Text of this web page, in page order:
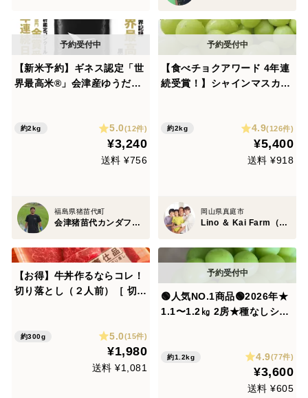
【新米予約】ギネス認定「世
界最高米®」会津産ゆうだい2
約2kg 5.0(12件)
¥3,240
送料 ¥756
福島県猪苗代町
会津猪苗代カンダファーム
【食べチョクアワード 4年連
続受賞！】シャインマスカッ
産
約2kg 4.9(126件)
¥5,400
送料 ¥918
岡山県真庭市
Lino ＆ Kai Farm（リノ アンド カイファーム）
【お得】牛丼作るならコレ！
切り落とし（２人前）［ 切り
賞歴多数 ［お肉 おすすめ 家
庭用 まとめ買い おうちごは
ん 牧場直送 お得］
約300g 5.0(15件)
¥1,980
送料 ¥1,081
🟢人気NO.1商品🟢2026年★
1.1〜1.2㎏ 2房★種なしシャ
量日本一の山梨県産★通常配
送 沖縄県 北海道注文不可
約1.2kg 4.9(77件)
¥3,600
送料 ¥605